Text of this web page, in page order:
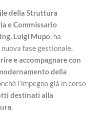
della Struttura
e Commissario
Luigi Mupo, ha
fase gestionale,
e accompagnare con
della
l’impegno già in corso
destinati alla
.